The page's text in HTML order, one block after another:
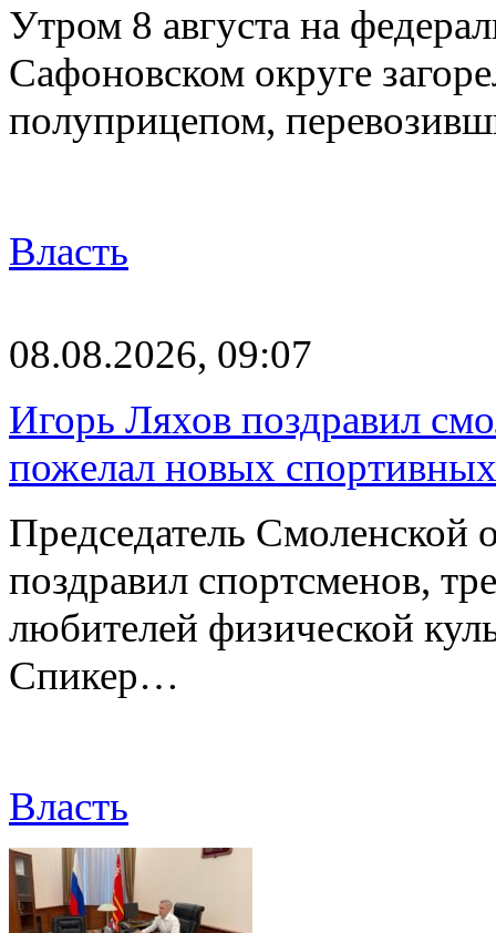
Утром 8 августа на
Сафоновском округе
полуприцепом,
Власть
08.08.2026, 09:07
Игорь Ляхов поздравил
пожелал новых
Председатель
поздравил спортсменов,
любителей физической
Спикер…
Власть